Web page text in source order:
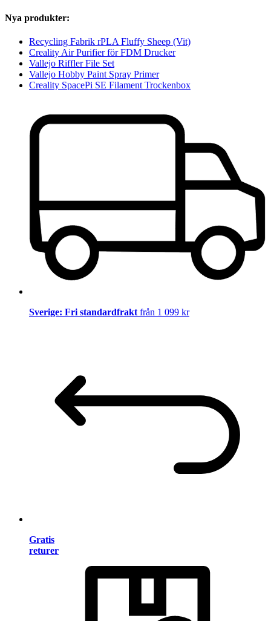
Nya produkter:
Recycling Fabrik rPLA Fluffy Sheep (Vit)
Creality Air Purifier för FDM Drucker
Vallejo Riffler File Set
Vallejo Hobby Paint Spray Primer
Creality SpacePi SE Filament Trockenbox
Sverige: Fri standardfrakt från 1 099 kr
Gratis
returer